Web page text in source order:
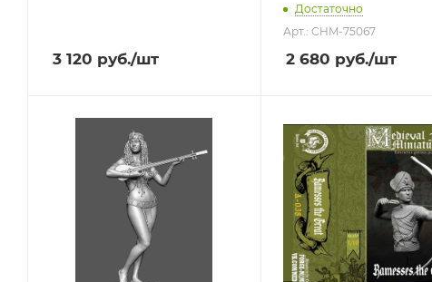
3 120 руб./шт
Достаточно
Арт.: CHM-75067
2 680 руб./шт